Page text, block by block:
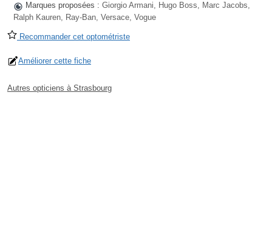
Marques proposées : Giorgio Armani, Hugo Boss, Marc Jacobs,
Ralph Kauren, Ray-Ban, Versace, Vogue
Recommander cet optométriste
Améliorer cette fiche
Autres opticiens à Strasbourg